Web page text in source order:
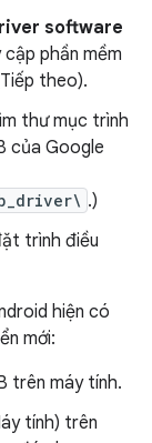
software
phần mềm
theo).
thư mục trình
của Google
.)
trình điều
hiện có
mới:
trên máy tính.
tính) trên